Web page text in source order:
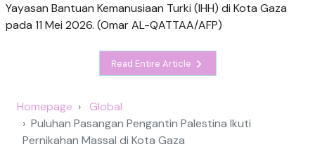
Yayasan Bantuan Kemanusiaan Turki (IHH) di Kota Gaza
pada 11 Mei 2026. (Omar AL-QATTAA/AFP)
Read Entire Article
Homepage
Global
Puluhan Pasangan Pengantin Palestina Ikuti
Pernikahan Massal di Kota Gaza